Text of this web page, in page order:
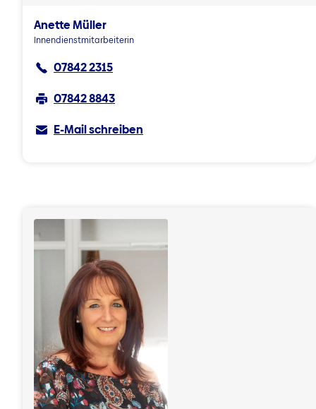
Anette Müller
Innendienstmitarbeiterin
07842 2315
07842 8843
E-Mail schreiben